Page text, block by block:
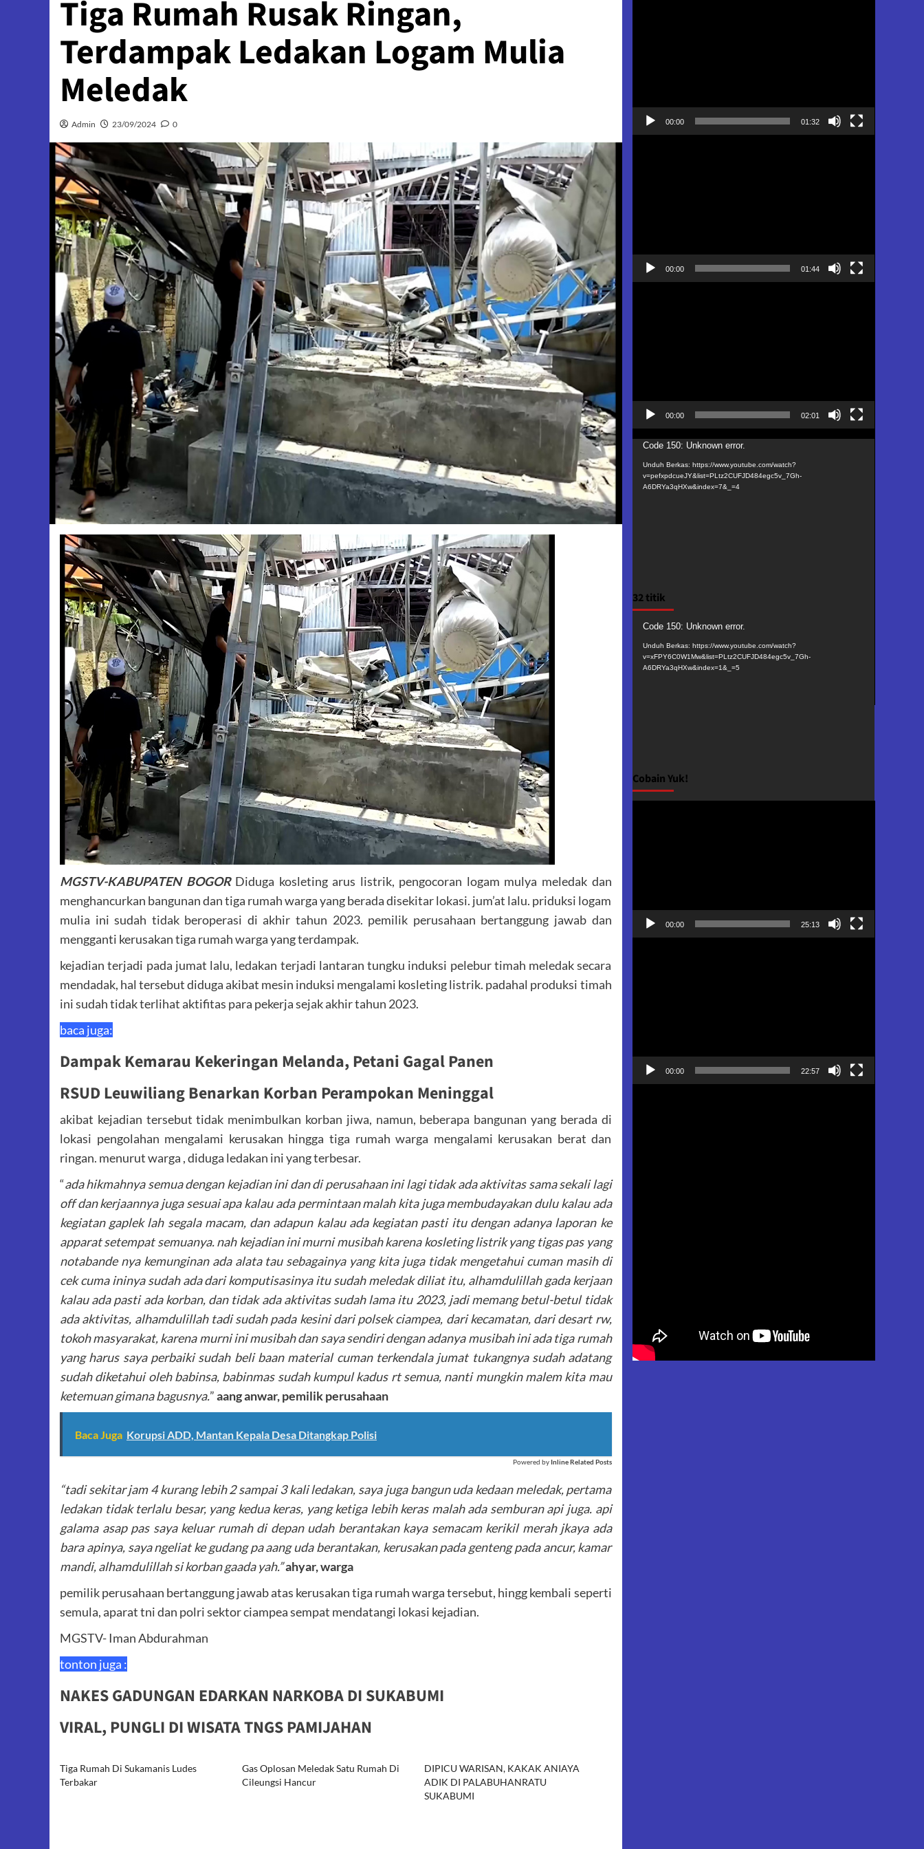
Tiga Rumah Rusak Ringan,
Terdampak Ledakan Logam Mulia
Meledak
Admin 23/09/2024 0
MGSTV-KABUPATEN BOGOR Diduga kosleting arus listrik, pengocoran logam mulya meledak dan
menghancurkan bangunan dan tiga rumah warga yang berada disekitar lokasi. jum’at lalu. priduksi logam
mulia ini sudah tidak beroperasi di akhir tahun 2023. pemilik perusahaan bertanggung jawab dan
mengganti kerusakan tiga rumah warga yang terdampak.
kejadian terjadi pada jumat lalu, ledakan terjadi lantaran tungku induksi pelebur timah meledak secara
mendadak, hal tersebut diduga akibat mesin induksi mengalami kosleting listrik. padahal produksi timah
ini sudah tidak terlihat aktifitas para pekerja sejak akhir tahun 2023.
baca juga:
Dampak Kemarau Kekeringan Melanda, Petani Gagal Panen
RSUD Leuwiliang Benarkan Korban Perampokan Meninggal
akibat kejadian tersebut tidak menimbulkan korban jiwa, namun, beberapa bangunan yang berada di
lokasi pengolahan mengalami kerusakan hingga tiga rumah warga mengalami kerusakan berat dan
ringan. menurut warga , diduga ledakan ini yang terbesar.
“ada hikmahnya semua dengan kejadian ini dan di perusahaan ini lagi tidak ada aktivitas sama sekali lagi
off dan kerjaannya juga sesuai apa kalau ada permintaan malah kita juga membudayakan dulu kalau ada
kegiatan gaplek lah segala macam, dan adapun kalau ada kegiatan pasti itu dengan adanya laporan ke
apparat setempat semuanya. nah kejadian ini murni musibah karena kosleting listrik yang tigas pas yang
notabande nya kemunginan ada alata tau sebagainya yang kita juga tidak mengetahui cuman masih di
cek cuma ininya sudah ada dari komputisasinya itu sudah meledak diliat itu, alhamdulillah gada kerjaan
kalau ada pasti ada korban, dan tidak ada aktivitas sudah lama itu 2023, jadi memang betul-betul tidak
ada aktivitas, alhamdulillah tadi sudah pada kesini dari polsek ciampea, dari kecamatan, dari desart rw,
tokoh masyarakat, karena murni ini musibah dan saya sendiri dengan adanya musibah ini ada tiga rumah
yang harus saya perbaiki sudah beli baan material cuman terkendala jumat tukangnya sudah adatang
sudah diketahui oleh babinsa, babinmas sudah kumpul kadus rt semua, nanti mungkin malem kita mau
ketemuan gimana bagusnya.”aang anwar, pemilik perusahaan
Baca Juga Korupsi ADD, Mantan Kepala Desa Ditangkap Polisi
Powered by Inline Related Posts
“tadi sekitar jam 4 kurang lebih 2 sampai 3 kali ledakan, saya juga bangun uda kedaan meledak, pertama
ledakan tidak terlalu besar, yang kedua keras, yang ketiga lebih keras malah ada semburan api juga. api
galama asap pas saya keluar rumah di depan udah berantakan kaya semacam kerikil merah jkaya ada
bara apinya, saya ngeliat ke gudang pa aang uda berantakan, kerusakan pada genteng pada ancur, kamar
mandi, alhamdulillah si korban gaada yah.”ahyar, warga
pemilik perusahaan bertanggung jawab atas kerusakan tiga rumah warga tersebut, hingg kembali seperti
semula, aparat tni dan polri sektor ciampea sempat mendatangi lokasi kejadian.
MGSTV- Iman Abdurahman
tonton juga :
NAKES GADUNGAN EDARKAN NARKOBA DI SUKABUMI
VIRAL, PUNGLI DI WISATA TNGS PAMIJAHAN
Tiga Rumah Di Sukamanis Ludes
Terbakar
Gas Oplosan Meledak Satu Rumah Di
Cileungsi Hancur
DIPICU WARISAN, KAKAK ANIAYA
ADIK DI PALABUHANRATU
SUKABUMI
00:00 01:32
00:00 01:44
00:00 02:01
Pemutar
Video
Code 150: Unknown error.
Unduh Berkas: https://www.youtube.com/watch?
v=pefxpdcueJY&list=PLtz2CUFJD484egc5v_7Gh-
A6DRYa3qHXw&index=7&_=4
32 titik
Pemutar
Video
Code 150: Unknown error.
Unduh Berkas: https://www.youtube.com/watch?
v=xFPY6C0W1Mw&list=PLtz2CUFJD484egc5v_7Gh-
A6DRYa3qHXw&index=1&_=5
Cobain Yuk!
00:00 25:13
00:00 22:57